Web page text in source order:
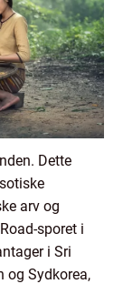
Dette
arv og
sporet i
i Sri
og Sydkorea,